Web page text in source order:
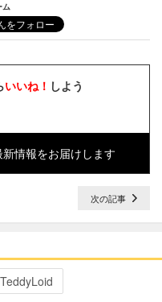
ム
いいね！ しよう
情報をお届けします
次の記事
TeddyLoid